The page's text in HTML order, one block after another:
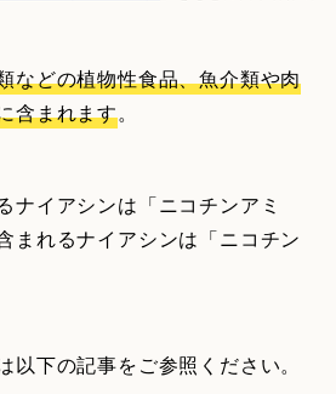
などの植物性食品、魚介類や肉
含まれます。
ナイアシンは「ニコチンアミ
まれるナイアシンは「ニコチン
以下の記事をご参照ください。